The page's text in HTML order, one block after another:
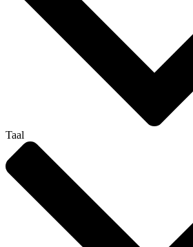
Taal